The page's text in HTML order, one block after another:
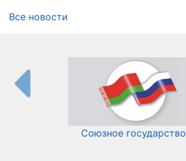
Все новости
Союзное государство